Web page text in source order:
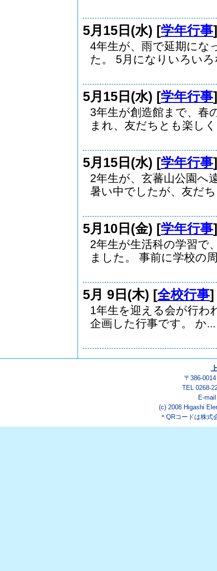
5月15日(水) [学年行事
4年生が、雨で延期にな
た。 5月になりいろいろ
5月15日(水) [学年行事
3年生が創造館まで、春
まれ、友だちとも楽し
5月15日(水) [学年行事
2年生が、玄蕃山公園へ
暑い中でしたが、友だ
5月10日(金) [学年行事
2年生が生活科の学習で
ました。 事前に学校の
5月 9日(木) [全校行事
1年生を迎える会が行わ
企画した行事です。 か...
〒386-
TEL 0268-
E-
(c) 2008 Higashi
＊QRコードは株式